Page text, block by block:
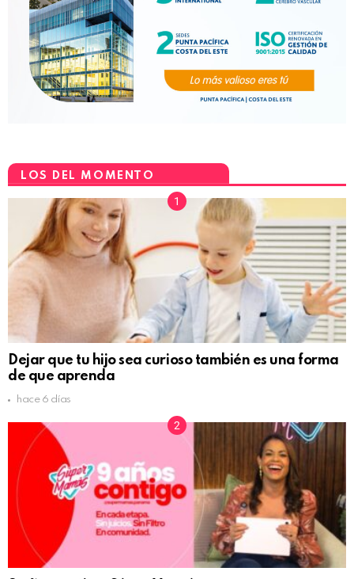
LOS DEL MOMENTO
Dejar que tu hijo sea curioso también es una forma
de que aprenda
hace 6 días